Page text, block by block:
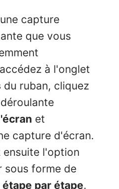
capture
que vous
à l'onglet
du ruban, cliquez
et
capture d'écran.
ensuite l'option
sous forme de
par étape.